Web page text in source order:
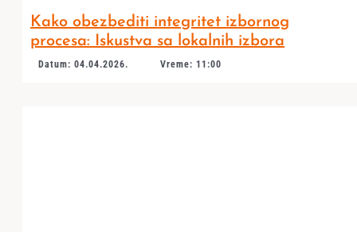
Kako obezbediti integritet izbornog
procesa: Iskustva sa lokalnih izbora
Datum: 04.04.2026. Vreme: 11:00